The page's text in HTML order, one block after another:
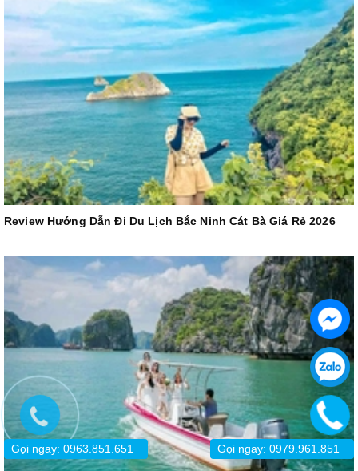
Review Hướng Dẫn Đi Du Lịch Bắc Ninh Cát Bà Giá Rẻ 2026
Gọi ngay: 0979.961.851
Gọi ngay: 0963.851.651